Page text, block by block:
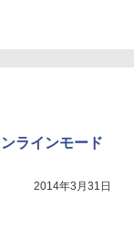
ラインモード
2014年3月31日